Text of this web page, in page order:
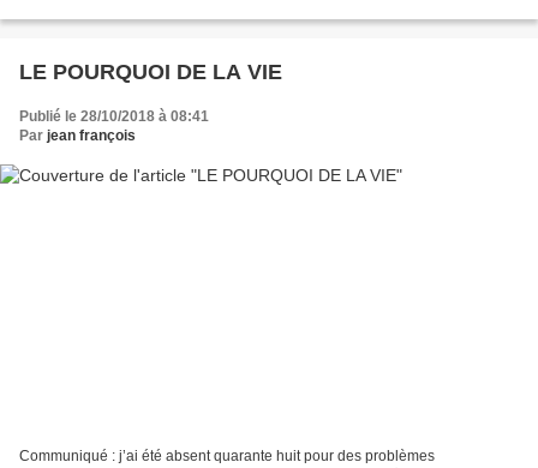
LE POURQUOI DE LA VIE
Publié le 28/10/2018 à 08:41
Par jean françois
Communiqué : j’ai été absent quarante huit pour des problèmes